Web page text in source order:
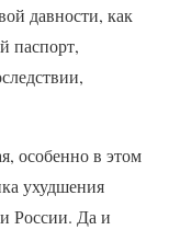
давности, как
паспорт,
особенно в этом
ухудшения
России. Да и